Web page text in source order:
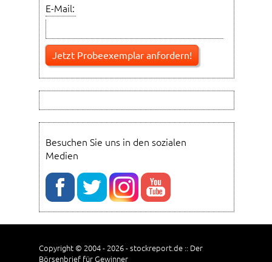
E-Mail:
Besuchen Sie uns in den sozialen
Medien
Copyright © 2004 - 2026 - stockreport.de :: Der
Börsenbrief für Gewinner